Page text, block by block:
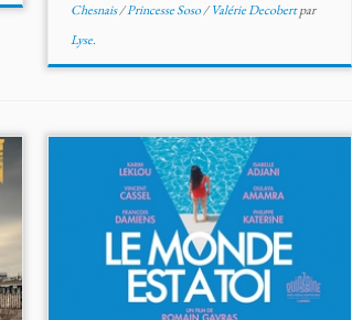
Chesnais/Princesse Soso/Valérie Decobertpar
Lyse.